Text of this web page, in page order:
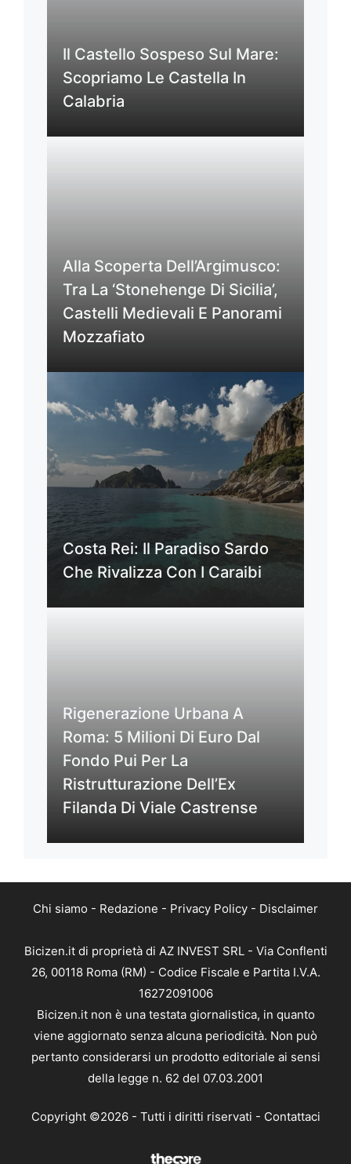
Il Castello Sospeso Sul Mare:
Scopriamo Le Castella In
Calabria
Alla Scoperta Dell’Argimusco:
Tra La ‘Stonehenge Di Sicilia’,
Castelli Medievali E Panorami
Mozzafiato
Costa Rei: Il Paradiso Sardo
Che Rivalizza Con I Caraibi
Rigenerazione Urbana A
Roma: 5 Milioni Di Euro Dal
Fondo Pui Per La
Ristrutturazione Dell’Ex
Filanda Di Viale Castrense
Chi siamo - Redazione - Privacy Policy - Disclaimer
Bicizen.it di proprietà di AZ INVEST SRL - Via Conflenti
26, 00118 Roma (RM) - Codice Fiscale e Partita I.V.A.
16272091006
Bicizen.it non è una testata giornalistica, in quanto
viene aggiornato senza alcuna periodicità. Non può
pertanto considerarsi un prodotto editoriale ai sensi
della legge n. 62 del 07.03.2001
Copyright ©2026 - Tutti i diritti riservati - Contattaci